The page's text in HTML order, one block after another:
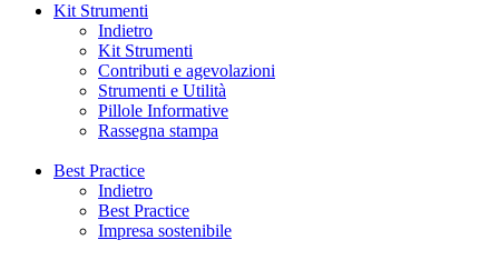
Kit Strumenti
Indietro
Kit Strumenti
Contributi e agevolazioni
Strumenti e Utilità
Pillole Informative
Rassegna stampa
Best Practice
Indietro
Best Practice
Impresa sostenibile